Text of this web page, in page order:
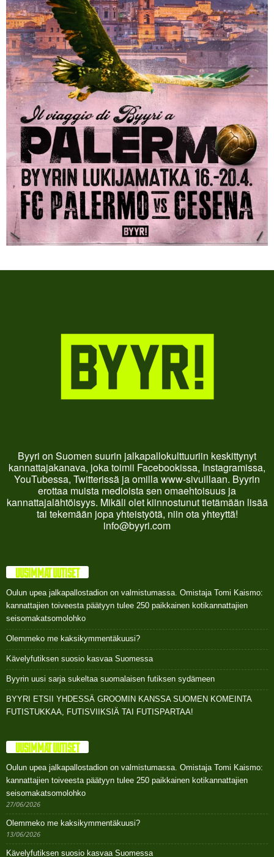
Byyri on Suomen suurin jalkapallokulttuuriin keskittynyt
kannattajakanava, joka toimii Facebookissa, Instagramissa,
YouTubessa, Twitterissä ja omilla www-sivuillaan. Byyrin
erottaa muista medioista sen omaehtoisuus ja
kannattajalähtöisyys. Mikäli olet kiinnostunut tietämään lisää
tai tekemään jopa yhteistyötä, niin ota yhteyttä!
info@byyri.com
UUSIMMAT UUTISET
Oulun upea jalkapallostadion on valmistumassa. Omistaja Tomi Kaismo:
kannattajien toiveesta päätyyn tulee 250 paikkainen kotikannattajien
seisomakatsomolohko
Olemmeko me kaksikymmentäkuusi?
Kävelyfutiksen suosio kasvaa Suomessa
Byyrin uusi sarja sukeltaa suomalaisen futiksen sydämeen
BYYRI ETSII YHDESSÄ GROOMIN KANSSA SUOMEN KOMEINTA
FUTISTUKKAA, FUTISVIIKSIÄ TAI FUTISPARTAA!
UUSIMMAT UUTISET
Oulun upea jalkapallostadion on valmistumassa. Omistaja Tomi Kaismo:
kannattajien toiveesta päätyyn tulee 250 paikkainen kotikannattajien
seisomakatsomolohko
27/06/2026
Olemmeko me kaksikymmentäkuusi?
13/06/2026
Kävelyfutiksen suosio kasvaa Suomessa